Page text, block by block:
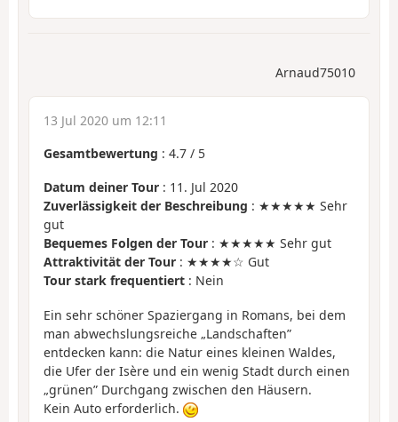
Arnaud75010
13 Jul 2020 um 12:11
Gesamtbewertung : 4.7 / 5
Datum deiner Tour : 11. Jul 2020
Zuverlässigkeit der Beschreibung : ★★★★★ Sehr
gut
Bequemes Folgen der Tour : ★★★★★ Sehr gut
Attraktivität der Tour : ★★★★☆ Gut
Tour stark frequentiert : Nein
Ein sehr schöner Spaziergang in Romans, bei dem
man abwechslungsreiche „Landschaften”
entdecken kann: die Natur eines kleinen Waldes,
die Ufer der Isère und ein wenig Stadt durch einen
„grünen” Durchgang zwischen den Häusern.
Kein Auto erforderlich.